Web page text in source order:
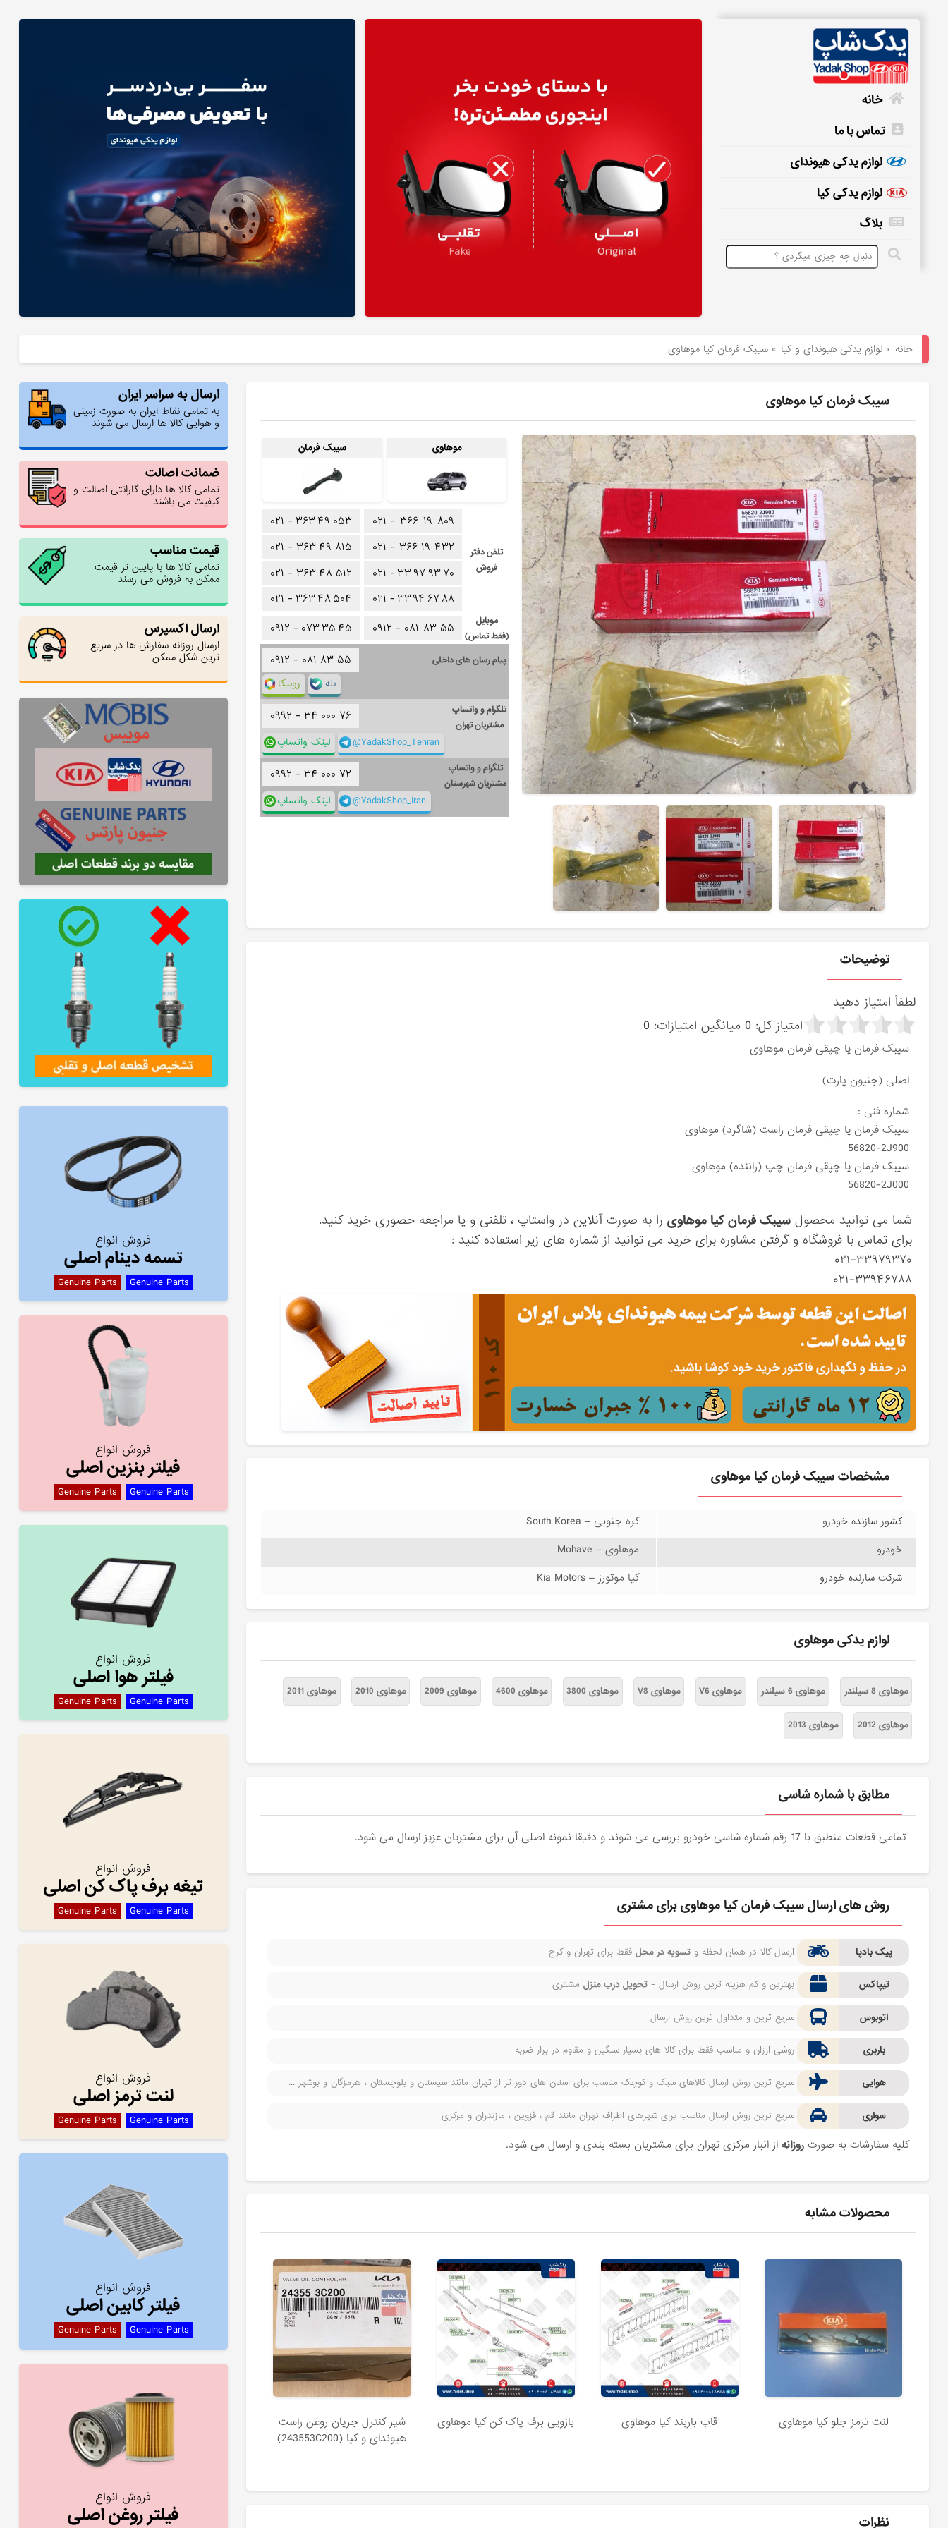
لوازم
خانه
تماس با ما
لوازم یدکی هیوندای
لوازم یدکی کیا
بلاگ
خانه »لوازم یدکی هیوندای و کیا »سیبک فرمان کیا موهاوی
ارسال به سراسر ایران
به تمامی نقاط ایران به صورت زمینی
و هوایی کالا ها ارسال می شوند
ضمانت اصالت
تمامی کالا ها دارای گارانتی اصالت و
کیفیت می باشند
قیمت مناسب
تمامی کالا ها با پایین تر قیمت
ممکن به فروش می رسند
ارسال اکسپرس
ارسال روزانه سفارش ها در سریع
ترین شکل ممکن
سیبک فرمان کیا موهاوی
موهاوی سیبک فرمان
تلفن دفتر
فروش
۰۲۱ - ۳۶۶ ۱۹ ۸۰۹
۰۲۱ - ۳۶۶ ۱۹ ۴۳۲
۰۲۱ -۳۳۹۷۹۳۷۰
۰۲۱ -۳۳۹۴ ۶۷۸۸
۰۲۱ - ۳۶۳۴۹ ۰۵۳
۰۲۱ - ۳۶۳ ۴۹ ۸۱۵
۰۲۱ - ۳۶۳ ۴۸ ۵۱۲
۰۲۱ - ۳۶۳۴۸۵۰۴
موبایل
(فقط تماس)
۰۹۱۲ - ۰۸۱ ۸۳ ۵۵ ۰۹۱۲ - ۰۷۳۳۵ ۴۵
پیام رسان های داخلی ۰۹۱۲ - ۰۸۱ ۸۳ ۵۵
روبیکا بله
تلگرام و واتساپ
مشتریان تهران
۰۹۹۲ - ۳۴ ۰۰۰ ۷۶
لینک واتساپ @YadakShop_Tehran
تلگرام و واتساپ
مشتریان شهرستان
۰۹۹۲ - ۳۴ ۰۰۰ ۷۲
لینک واتساپ @YadakShop_Iran
توضیحات
لطفاً امتیاز دهید
امتیاز کل: 0 میانگین امتیازات: 0
سیبک فرمان یا چپقی فرمان موهاوی
اصلی (جنیون پارت)
شماره فنی :
سیبک فرمان یا چپقی فرمان راست (شاگرد) موهاوی
56820-2J900
سیبک فرمان یا چپقی فرمان چپ (راننده) موهاوی
56820-2J000
شما می توانید محصولسیبک فرمان کیا موهاوی را به صورت آنلاین در واستاپ ، تلفنی و یا مراجعه حضوری خرید کنید.
برای تماس با فروشگاه و گرفتن مشاوره برای خرید می توانید از شماره های زیر استفاده کنید :
۰۲۱-۳۳۹۷۹۳۷۰
۰۲۱-۳۳۹۴۶۷۸۸
مشخصات سیبک فرمان کیا موهاوی
کشور سازنده خودرو کره جنوبی – South Korea
خودرو موهاوی – Mohave
شرکت سازنده خودرو کیا موتورز – Kia Motors
لوازم یدکی موهاوی
موهاوی 8 سیلندر موهاوی 6 سیلندر موهاوی V6 موهاوی V8 موهاوی 3800 موهاوی 4600 موهاوی 2009 موهاوی 2010 موهاوی 2011
موهاوی 2012 موهاوی 2013
مطابق با شماره شاسی
تمامی قطعات منطبق با 17 رقم شماره شاسی خودرو بررسی می شوند و دقیقا نمونه اصلی آن برای مشتریان عزیز ارسال می شود.
روش های ارسال سیبک فرمان کیا موهاوی برای مشتری
پیک بادپا ارسال کالا در همان لحظه وتسویه در محل فقط برای تهران و کرج
تیپاکس بهترین و کم هزینه ترین روش ارسال -تحویل درب منزل مشتری
اتوبوس سریع ترین و متداول ترین روش ارسال
باربری روشی ارزان و مناسب فقط برای کالا های بسیار سنگین و مقاوم در برار ضربه
هوایی سریع ترین روش ارسال کالاهای سبک و کوچک مناسب برای استان های دور تر از تهران مانند سیستان و بلوچستان ، هرمزگان و بوشهر ...
سواری سریع ترین روش ارسال مناسب برای شهرهای اطراف تهران مانند قم ، قزوین ، مازندران و مرکزی
کلیه سفارشات به صورتروزانه از انبار مرکزی تهران برای مشتریان بسته بندی و ارسال می شود.
محصولات مشابه
لنت ترمز جلو کیا موهاوی قاب باربند کیا موهاوی بازویی برف پاک کن کیا موهاوی
شير كنترل جريان روغن راست
هیوندای و کیا (243553C200)
نظرات
فروش انواع
تسمه دینام اصلی
Genuine Parts Genuine Parts
فروش انواع
فیلتر بنزین اصلی
Genuine Parts Genuine Parts
فروش انواع
فیلتر هوا اصلی
Genuine Parts Genuine Parts
فروش انواع
تیغه برف پاک کن اصلی
Genuine Parts Genuine Parts
فروش انواع
لنت ترمز اصلی
Genuine Parts Genuine Parts
فروش انواع
فیلتر کابین اصلی
Genuine Parts Genuine Parts
فروش انواع
فیلتر روغن اصلی